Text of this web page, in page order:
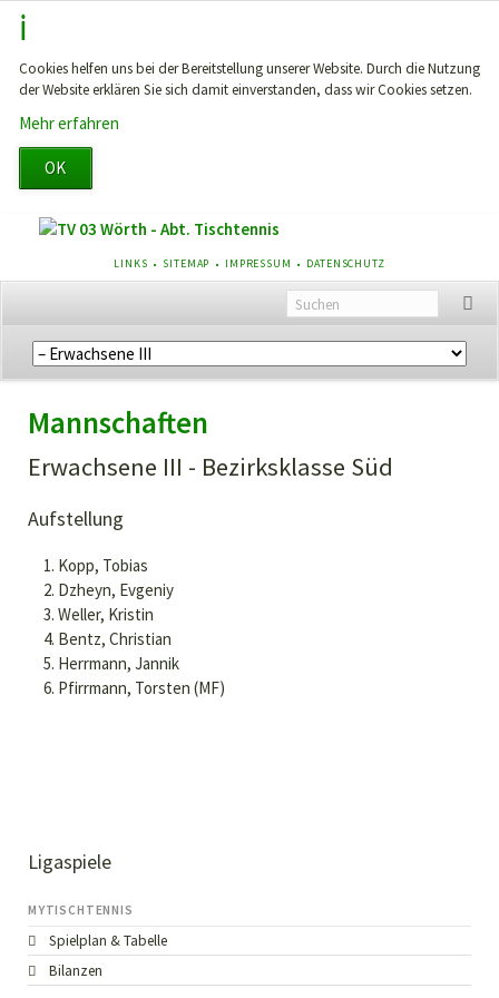
Cookies helfen uns bei der Bereitstellung unserer Website. Durch die Nutzung
der Website erklären Sie sich damit einverstanden, dass wir Cookies setzen.
Mehr erfahren
OK
NAVIGATION
ÜBERSPRINGEN
LINKS SITEMAP IMPRESSUM DATENSCHUTZ
Navigation
überspringen
Mannschaften
Erwachsene III - Bezirksklasse Süd
Aufstellung
Kopp, Tobias
Dzheyn, Evgeniy
Weller, Kristin
Bentz, Christian
Herrmann, Jannik
Pfirrmann, Torsten (MF)
Ligaspiele
MYTISCHTENNIS
Spielplan & Tabelle
Bilanzen